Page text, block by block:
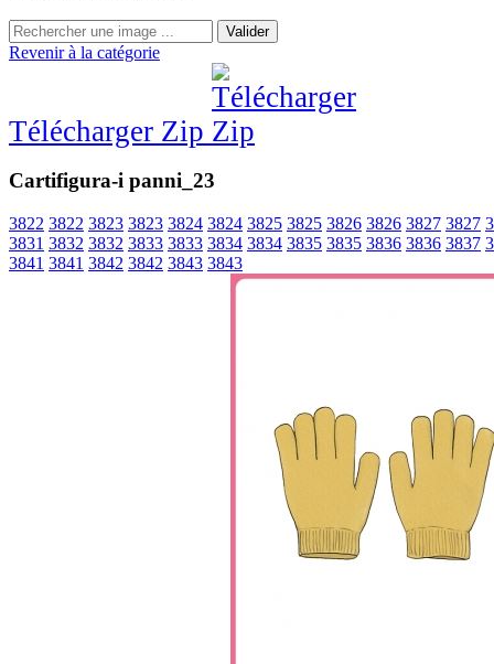
Valider
Revenir à la catégorie
Télécharger Zip
Cartifigura-i panni_23
3822 3822 3823 3823 3824 3824 3825 3825 3826 3826 3827 3827
3831 3832 3832 3833 3833 3834 3834 3835 3835 3836 3836 3837
3841 3841 3842 3842 3843 3843